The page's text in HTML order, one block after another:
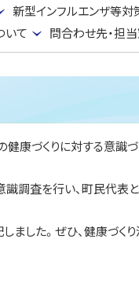
新型インフルエンザ等対
いて 問合わせ先・担
康づくりに対する意識づ
調査を行い、町民代表
した。ぜひ、健康づく